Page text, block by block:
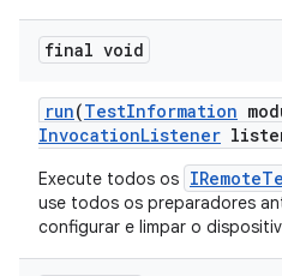
final void
run(TestInformation
InvocationListener
Execute todos os
use todos os preparadores
configurar e limpar o